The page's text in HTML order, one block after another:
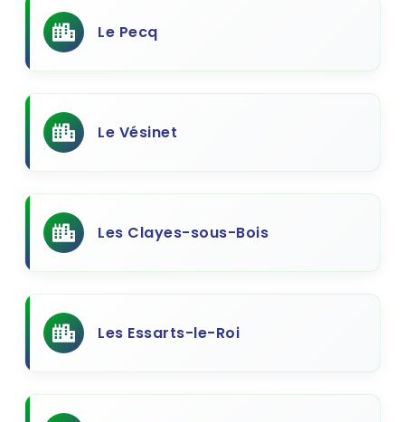
Le Pecq
Le Vésinet
Les Clayes-sous-Bois
Les Essarts-le-Roi